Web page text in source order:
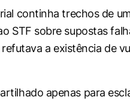
continha trechos de
STF sobre supostas
a existência de
apenas para